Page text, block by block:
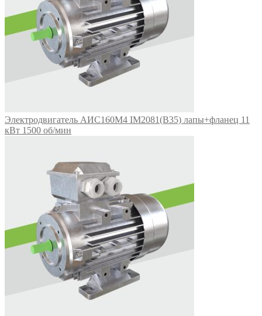
Электродвигатель АИС160М4 IM2081(B35) лапы+фланец 11
кВт 1500 об/мин